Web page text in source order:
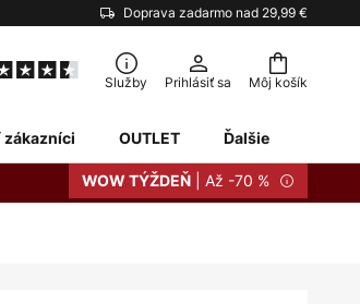
Doprava zadarmo nad 29,99 €
Môj košík
Služby Prihlásiť sa
zákazníci OUTLET Ďalšie
WOW TÝŽDEŇ | Až -70 %